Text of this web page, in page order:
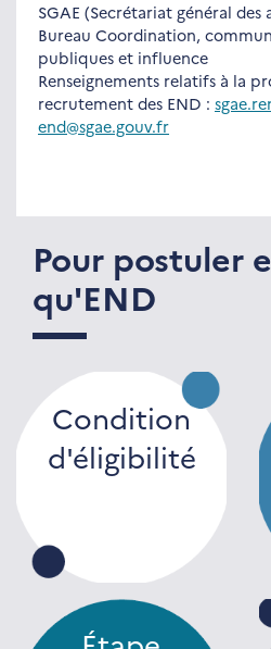
SGAE (Secrétariat général
Bureau Coordination,
publiques et influence
Renseignements relatifs à la
recrutement des END :
end@sgae.gouv.fr
Pour postuler
qu'END
Condition
d'éligibilité